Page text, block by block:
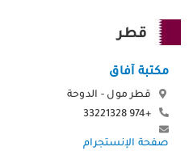
قطر
مكتبة آفاق
قطر مول - الدوحة
+974 33221328
صفحة الإنستجرام